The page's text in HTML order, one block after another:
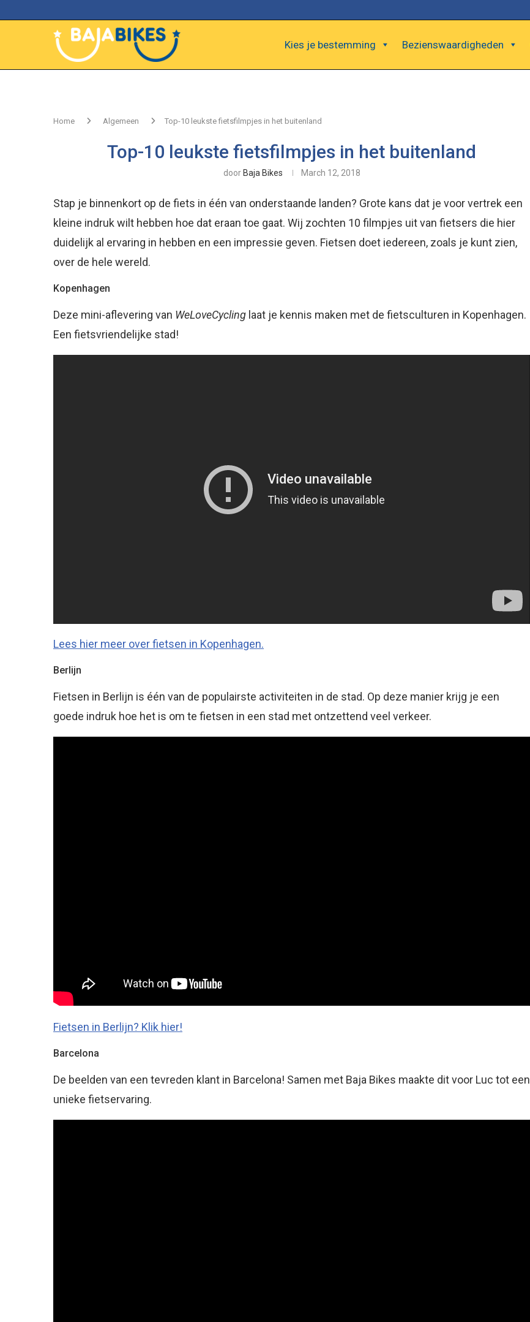
Kies je bestemming Bezienswaardigheden
Home Algemeen Top-10 leukste fietsfilmpjes in het buitenland
Top-10 leukste fietsfilmpjes in het buitenland
door Baja Bikes March 12, 2018
Stap je binnenkort op de fiets in één van onderstaande landen? Grote kans dat je voor vertrek een
kleine indruk wilt hebben hoe dat eraan toe gaat. Wij zochten 10 filmpjes uit van fietsers die hier
duidelijk al ervaring in hebben en een impressie geven. Fietsen doet iedereen, zoals je kunt zien,
over de hele wereld.
Kopenhagen
Deze mini-aflevering van WeLoveCycling laat je kennis maken met de fietsculturen in Kopenhagen.
Een fietsvriendelijke stad!
Lees hier meer over fietsen in Kopenhagen.
Berlijn
Fietsen in Berlijn is één van de populairste activiteiten in de stad. Op deze manier krijg je een
goede indruk hoe het is om te fietsen in een stad met ontzettend veel verkeer.
Fietsen in Berlijn? Klik hier!
Barcelona
De beelden van een tevreden klant in Barcelona! Samen met Baja Bikes maakte dit voor Luc tot een
unieke fietservaring.